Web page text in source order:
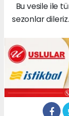
Bu vesile ile
sezonlar